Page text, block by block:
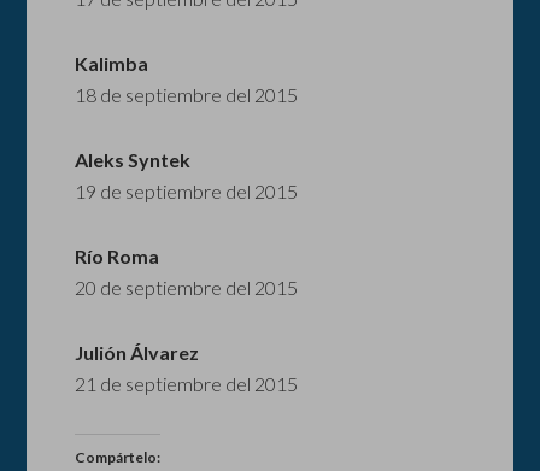
Kalimba
18 de septiembre del 2015
Aleks Syntek
19 de septiembre del 2015
Río Roma
20 de septiembre del 2015
Julión Álvarez
21 de septiembre del 2015
Compártelo: